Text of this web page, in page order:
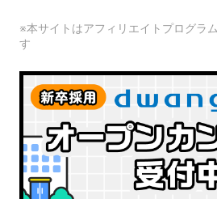
※本サイトはアフィリエイトプログラ
す